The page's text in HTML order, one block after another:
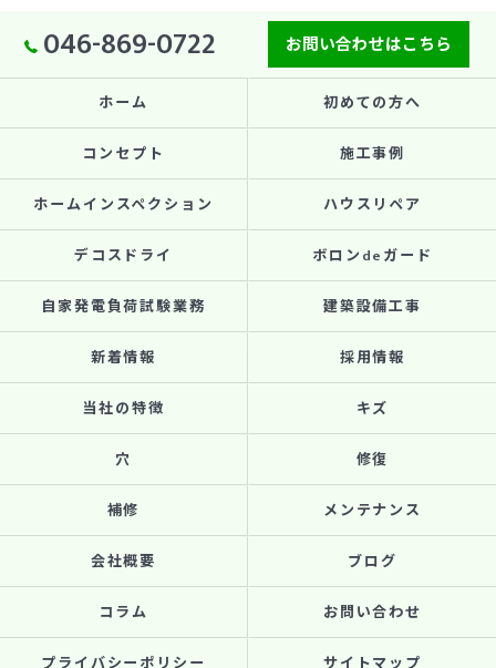
046-869-0722 お問い合わせはこちら
ホーム 初めての方へ
コンセプト 施工事例
ホームインスペクション ハウスリペア
デコスドライ ボロンdeガード
自家発電負荷試験業務 建築設備工事
新着情報 採用情報
当社の特徴 キズ
穴 修復
補修 メンテナンス
会社概要 ブログ
コラム お問い合わせ